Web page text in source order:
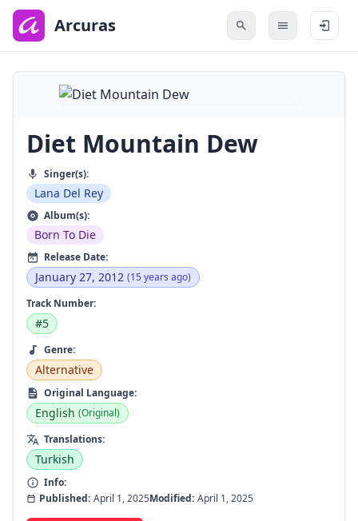
main
content
Arcuras
Diet Mountain Dew
Singer(s):
Lana Del Rey
Album(s):
Born To Die
Release Date:
January 27, 2012 (15 years ago)
Track Number:
#5
Genre:
Alternative
Original Language:
English (Original)
Translations:
Turkish
Info:
Published: April 1, 2025Modified: April 1, 2025